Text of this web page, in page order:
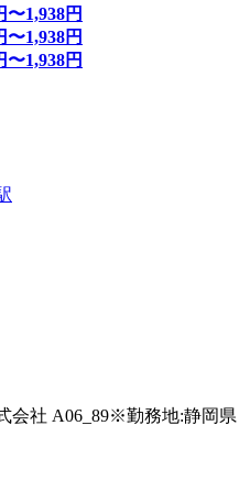
〜1,938円
〜1,938円
〜1,938円
会社 A06_89※勤務地:静岡県